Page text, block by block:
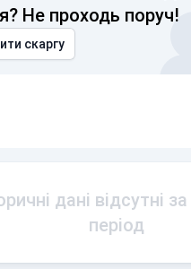
Не проходь поруч!
скаргу
дані відсутні
період